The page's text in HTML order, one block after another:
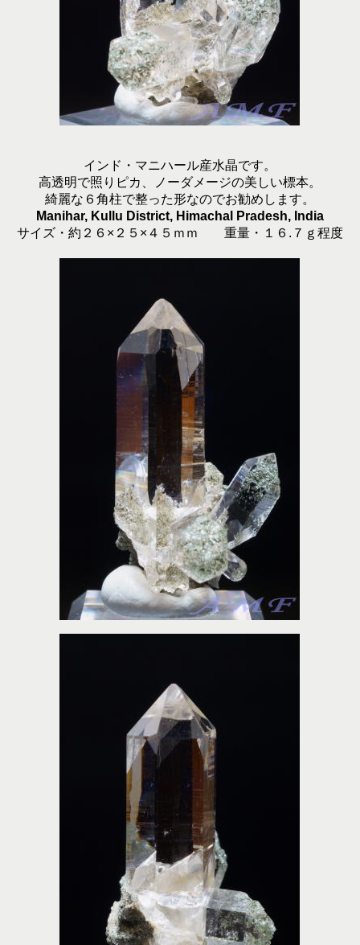
インド・マニハール産水晶です。
高透明で照りピカ、ノーダメージの美しい標本。
綺麗な６角柱で整った形なのでお勧めします。
Manihar, Kullu District, Himachal Pradesh, India
サイズ・約２６×２５×４５ｍｍ 重量・１６.７ｇ程度